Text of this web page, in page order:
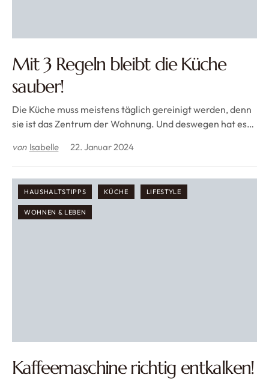
Mit 3 Regeln bleibt die Küche
sauber!
Die Küche muss meistens täglich gereinigt werden, denn
sie ist das Zentrum der Wohnung. Und deswegen hat es…
von Isabelle 22. Januar 2024
HAUSHALTSTIPPS KÜCHE LIFESTYLE
WOHNEN & LEBEN
Kaffeemaschine richtig entkalken!